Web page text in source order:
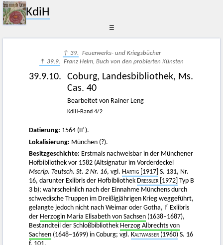
KdiH
☰
↑ 39. Feuerwerks- und Kriegsbücher
↑ 39.9. Franz Helm, Buch von den probierten Künsten
39.9.10.
Coburg, Landesbibliothek, Ms.
Cas. 40
Bearbeitet von Rainer Leng
KdiH-Band 4/2
Datierung: 1564 (II r).
Lokalisierung: München (?).
Besitzgeschichte: Erstmals nachweisbar in der Münchener
Hofbibliothek vor 1582 (Altsignatur im Vorderdeckel
Mscrip. Teutsch. St. 2 Nr. 16, vgl. Hartig [1917] S. 131, Nr.
16, darunter Exlibris der Hofbibliothek Dressler [1972] Typ B
3 b); wahrscheinlich nach der Einnahme Münchens durch
schwedische Truppen im Dreißigjährigen Krieg weggeführt,
gelangte jedoch nicht nach Weimar oder Gotha, Ir Exlibris
der Herzogin Maria Elisabeth von Sachsen (1638–1687),
Bestandteil der Schloßbibliothek Herzog Albrechts von
Sachsen (1648–1699) in Coburg; vgl. Kaltwasser (1960) S. 16